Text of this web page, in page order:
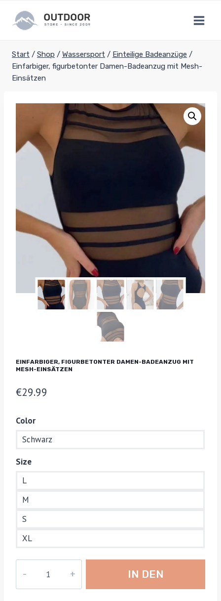
Inhalt
springen
Start / Shop / Wassersport / Einteilige Badeanzüge /
Einfarbiger, figurbetonter Damen-Badeanzug mit Mesh-
Einsätzen
EINFARBIGER, FIGURBETONTER DAMEN-BADEANZUG MIT
MESH-EINSÄTZEN
€29.99
Color
Schwarz
Size
L
M
S
XL
figurbetonter
Damen-
IN DEN